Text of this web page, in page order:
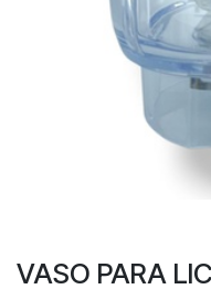
VASO PARA